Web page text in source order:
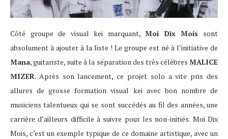
Côté groupe de visual kei marquant,Moi Dix Mois sont
absolument à ajouter à la liste ! Le groupe est né à l’initiative de
Mana, guitariste, suite à la séparation des très célèbres MALICE
MIZER. Après son lancement, ce projet solo a vite pris des
allures de grosse formation visual kei avec bon nombre de
musiciens talentueux qui se sont succédés au fil des années, une
carrière d’ailleurs difficile à suivre pour les non-initiés. Moi Dix
Mois, c’est un exemple typique de ce domaine artistique, avec un